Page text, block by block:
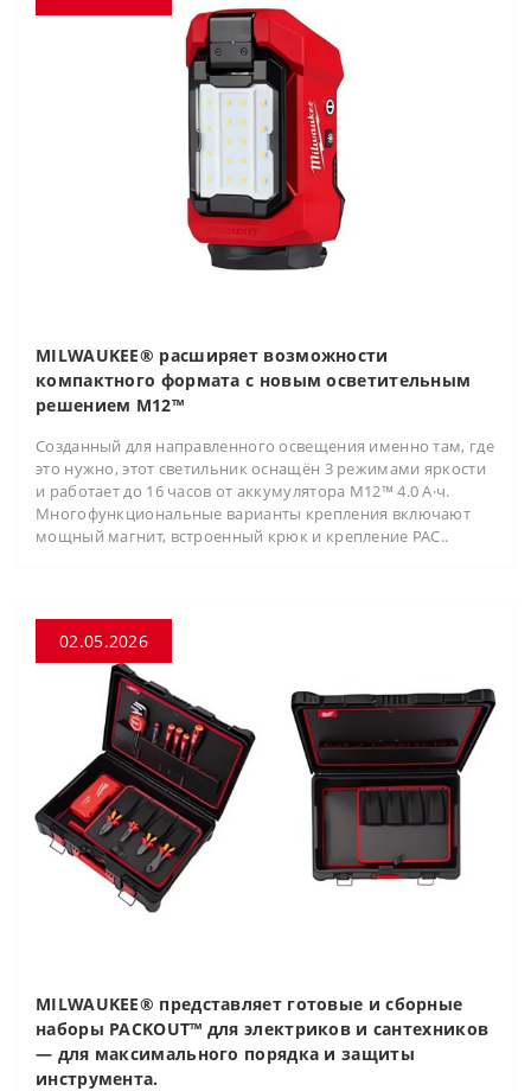
MILWAUKEE® расширяет возможности
компактного формата с новым осветительным
решением M12™
Созданный для направленного освещения именно там, где
это нужно, этот светильник оснащён 3 режимами яркости
и работает до 16 часов от аккумулятора M12™ 4.0 А·ч.
Многофункциональные варианты крепления включают
мощный магнит, встроенный крюк и крепление PAC..
02.05.2026
MILWAUKEE® представляет готовые и сборные
наборы PACKOUT™ для электриков и сантехников
— для максимального порядка и защиты
инструмента.